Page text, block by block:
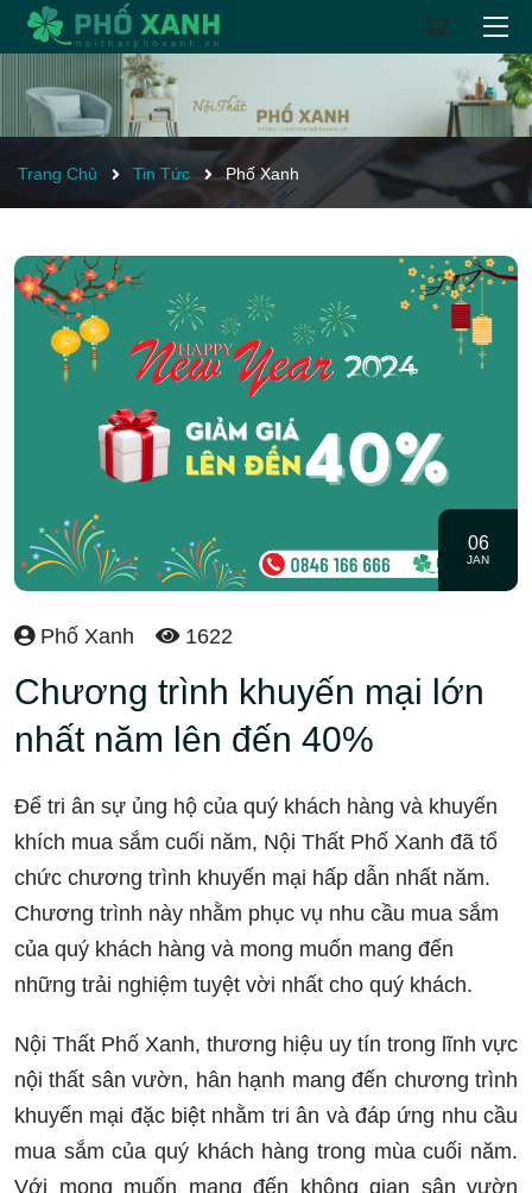
Trang Chủ Tin Tức Phố Xanh
06
JAN
Phố Xanh 1622
Chương trình khuyến mại lớn
nhất năm lên đến 40%
Để tri ân sự ủng hộ của quý khách hàng và khuyến
khích mua sắm cuối năm, Nội Thất Phố Xanh đã tổ
chức chương trình khuyến mại hấp dẫn nhất năm.
Chương trình này nhằm phục vụ nhu cầu mua sắm
của quý khách hàng và mong muốn mang đến
những trải nghiệm tuyệt vời nhất cho quý khách.
Nội Thất Phố Xanh, thương hiệu uy tín trong lĩnh vực
nội thất sân vườn, hân hạnh mang đến chương trình
khuyến mại đặc biệt nhằm tri ân và đáp ứng nhu cầu
mua sắm của quý khách hàng trong mùa cuối năm.
Với mong muốn mang đến không gian sân vườn